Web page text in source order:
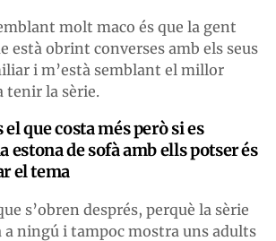
molt maco és que la gent
està obrint converses amb els seus
i m’està semblant el millor
tenir la sèrie.
el que costa més peròsi es
estona de sofàamb ells potser és
el tema
s’obren després, perquè la sèrie
ningú i tampoc mostra uns adults